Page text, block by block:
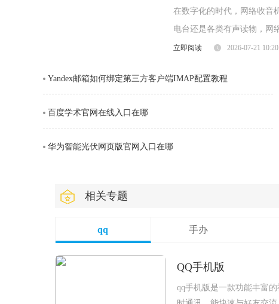
在数字化的时代，网络收音
电台还是各类有声读物，网
版本至关重要。首先，要找
立即阅读 2026-07-21
Yandex邮箱如何绑定第三方客户端IMAP配置教程
百度学术官网在线入口在哪
华为智能光伏网页版官网入口在哪
相关专题
qq 手办
QQ手机版
qq手机版是一款功能丰富